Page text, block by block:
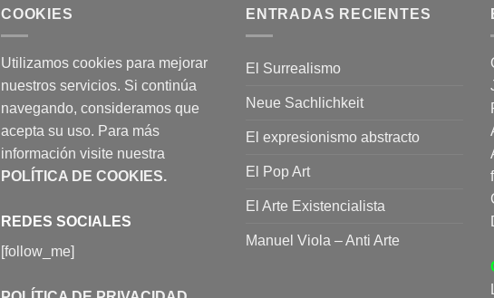
COOKIES
Utilizamos cookies para mejorar
nuestros servicios. Si continúa
navegando, consideramos que
acepta su uso. Para más
información visite nuestra
POLÍTICA DE COOKIES.
REDES SOCIALES
[follow_me]
ENTRADAS RECIENTES
El Surrealismo
Neue Sachlichkeit
El expresionismo abstracto
El Pop Art
El Arte Existencialista
Manuel Viola – Anti Arte